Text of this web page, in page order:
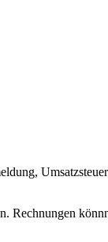
Rechnungen